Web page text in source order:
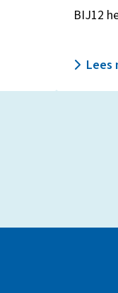
BIJ12
Lees